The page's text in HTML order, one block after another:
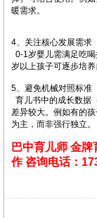
暖需求。 ‌
4、关注核心发展需求
0-1岁婴儿需满足吃
岁以上孩子可逐步培养
5、避免机械对照标准
育儿书中的成长数据
差异较大。例如有的
为主，而非强行独立。
巴中育儿师 金牌
作 咨询电话：